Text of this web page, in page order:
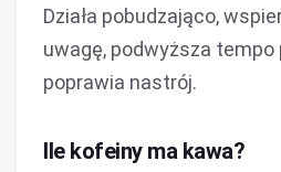
Działa pobudzająco,
uwagę, podwyższa
poprawia nastrój.
Ile kofeiny ma kawa?